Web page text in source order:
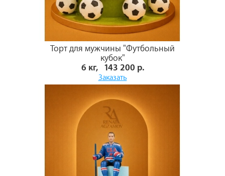
Торт для мужчины "Футбольный
кубок"
6 кг, 143 200 р.
Заказать